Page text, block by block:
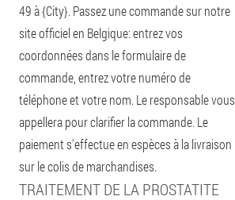
49 à {City}. Passez une commande sur notre
site officiel en Belgique: entrez vos
coordonnées dans le formulaire de
commande, entrez votre numéro de
téléphone et votre nom. Le responsable vous
appellera pour clarifier la commande. Le
paiement s'effectue en espèces à la livraison
sur le colis de marchandises.
TRAITEMENT DE LA PROSTATITE